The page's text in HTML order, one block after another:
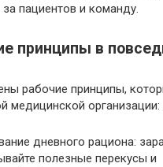
за пациентов и команду.
принципы в
рабочие принципы,
медицинской организации:
дневного рациона:
полезные перекусы и